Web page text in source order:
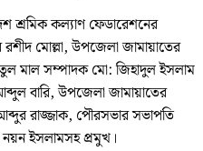
শ্রমিক কল্যাণ ফেডারেশনের
মোল্লা, উপজেলা জামায়াতের
মাল সম্পাদক মো: জিহাদুল ইসলাম
বারি, উপজেলা জামায়াতের
রাজ্জাক, পৌরসভার সভাপতি
ইসলামসহ প্রমুখ।